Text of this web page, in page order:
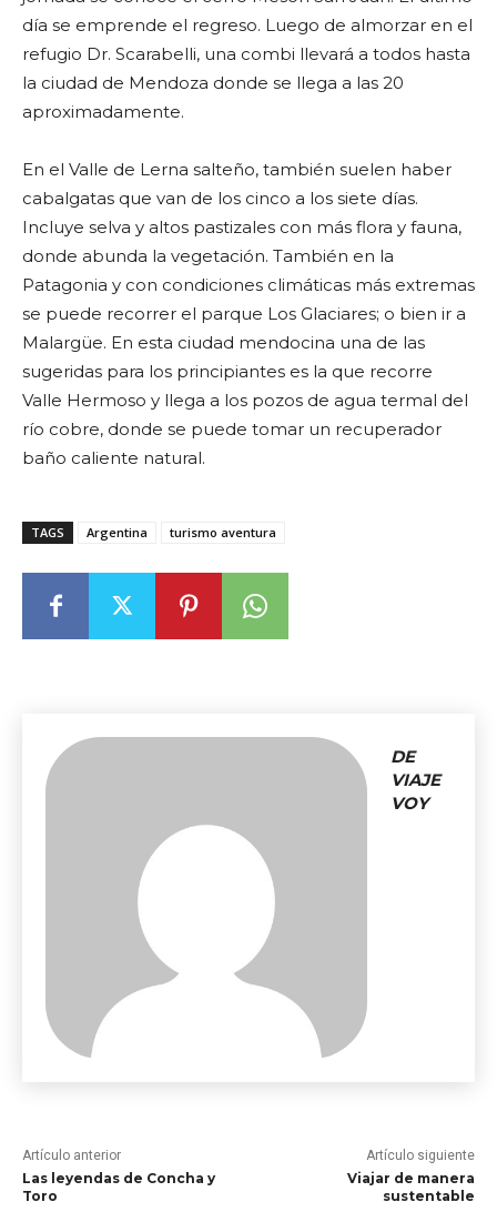
día se emprende el regreso. Luego de almorzar en el
refugio Dr. Scarabelli, una combi llevará a todos hasta
la ciudad de Mendoza donde se llega a las 20
aproximadamente.
En el Valle de Lerna salteño, también suelen haber
cabalgatas que van de los cinco a los siete días.
Incluye selva y altos pastizales con más flora y fauna,
donde abunda la vegetación. También en la
Patagonia y con condiciones climáticas más extremas
se puede recorrer el parque Los Glaciares; o bien ir a
Malargüe. En esta ciudad mendocina una de las
sugeridas para los principiantes es la que recorre
Valle Hermoso y llega a los pozos de agua termal del
río cobre, donde se puede tomar un recuperador
baño caliente natural.
TAGS Argentina turismo aventura
DE
VIAJE
VOY
Artículo anterior
Las leyendas de Concha y
Toro
Artículo siguiente
Viajar de manera
sustentable